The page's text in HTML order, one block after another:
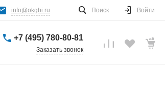
info@okgbi.ru Поиск Войти
+7 (495) 780-80-81
Заказать звонок